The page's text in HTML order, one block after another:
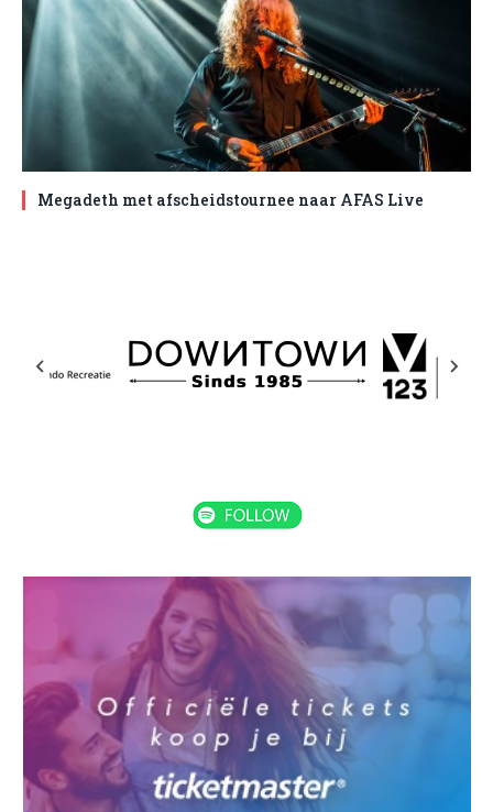
Megadeth met afscheidstournee naar AFAS Live